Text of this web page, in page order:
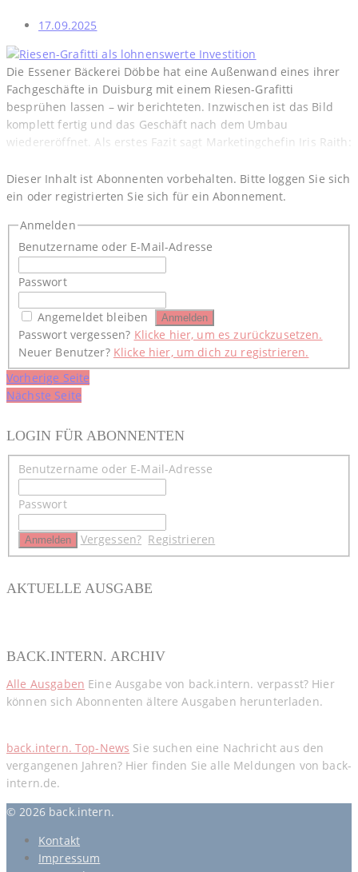
17.09.2025
Die Essener Bäckerei Döbbe hat eine Außenwand eines ihrer
Fachgeschäfte in Duisburg mit einem Riesen-Grafitti
besprühen lassen – wir berichteten. Inzwischen ist das Bild
komplett fertig und das Geschäft nach dem Umbau
wiedereröffnet. Als erstes Fazit sagt Marketingchefin Iris Raith:
Dieser Inhalt ist Abonnenten vorbehalten. Bitte loggen Sie sich
ein oder registrierten Sie sich für ein Abonnement.
Anmelden
Benutzername oder E-Mail-Adresse
Passwort
Angemeldet bleiben
Passwort vergessen? Klicke hier, um es zurückzusetzen.
Neuer Benutzer? Klicke hier, um dich zu registrieren.
Beitragsnavigation
Vorherige Seite
Nächste Seite
LOGIN FÜR ABONNENTEN
Benutzername oder E-Mail-Adresse
Passwort
Vergessen? Registrieren
AKTUELLE AUSGABE
BACK.INTERN. ARCHIV
Alle Ausgaben Eine Ausgabe von back.intern. verpasst? Hier
können sich Abonnenten ältere Ausgaben herunterladen.
back.intern. Top-News Sie suchen eine Nachricht aus den
vergangenen Jahren? Hier finden Sie alle Meldungen von back-
intern.de.
© 2026 back.intern.
Kontakt
Impressum